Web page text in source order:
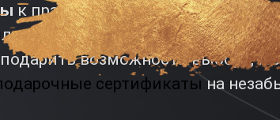
к празднику для близкого
Специально для тех, кто не
возможность выбора,
сертификаты на